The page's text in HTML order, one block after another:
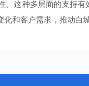
。这种多层面的支持
和客户需求，推动白